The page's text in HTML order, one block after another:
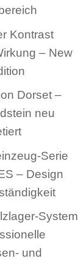
Kontrast
– New
Dorset –
neu
Serie
– Design
System
und